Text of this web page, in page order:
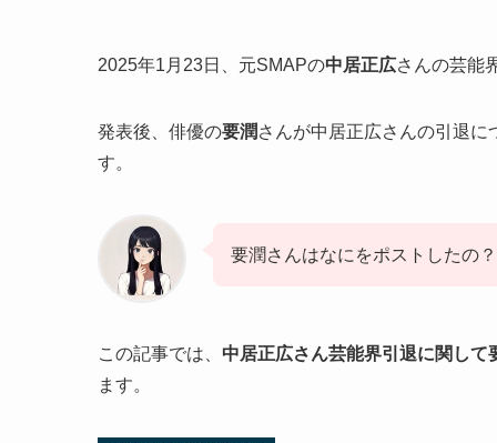
2025年1月23日、元SMAPの中居正広さんの芸能
発表後、俳優の要潤さんが中居正広さんの引退
す。
要潤さんはなにをポストしたの？
この記事では、 中居正広さん芸能界引退に関し
ます。